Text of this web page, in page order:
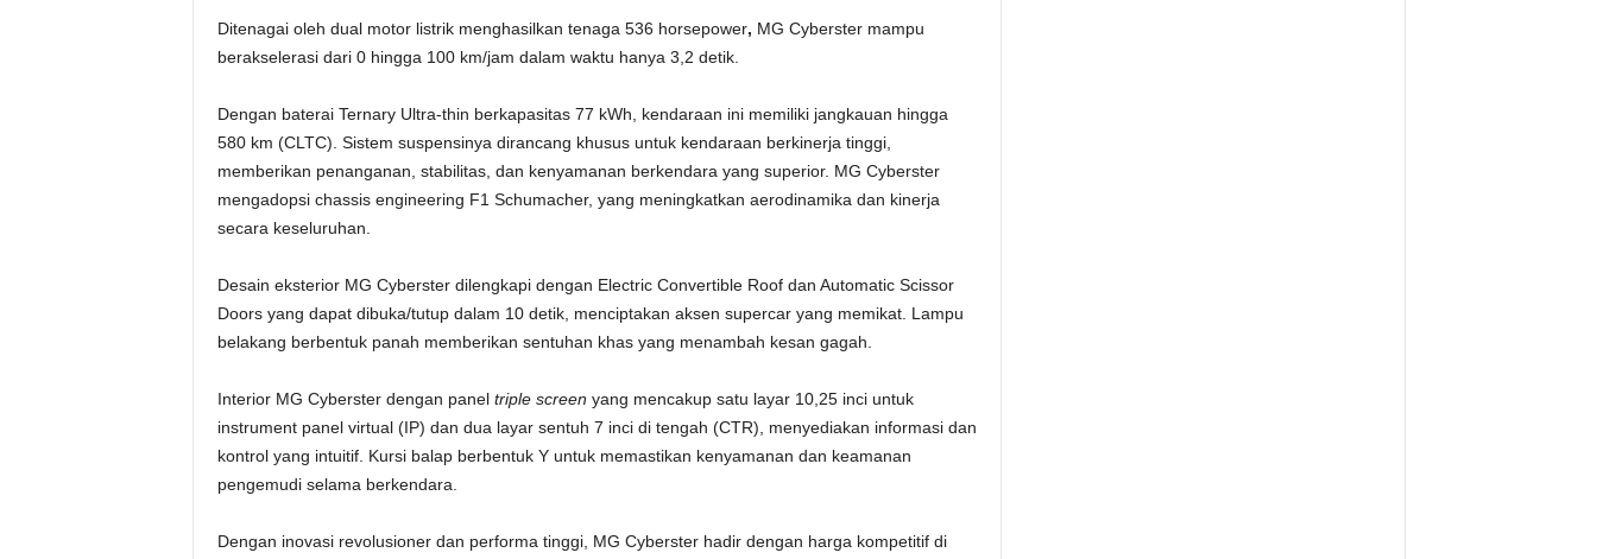
Ditenagai oleh dual motor listrik menghasilkan tenaga 536 horsepower, MG Cyberster mampu
berakselerasi dari 0 hingga 100 km/jam dalam waktu hanya 3,2 detik.
Dengan baterai Ternary Ultra-thin berkapasitas 77 kWh, kendaraan ini memiliki jangkauan hingga
580 km (CLTC). Sistem suspensinya dirancang khusus untuk kendaraan berkinerja tinggi,
memberikan penanganan, stabilitas, dan kenyamanan berkendara yang superior. MG Cyberster
mengadopsi chassis engineering F1 Schumacher, yang meningkatkan aerodinamika dan kinerja
secara keseluruhan.
Desain eksterior MG Cyberster dilengkapi dengan Electric Convertible Roof dan Automatic Scissor
Doors yang dapat dibuka/tutup dalam 10 detik, menciptakan aksen supercar yang memikat. Lampu
belakang berbentuk panah memberikan sentuhan khas yang menambah kesan gagah.
Interior MG Cyberster dengan panel triple screen yang mencakup satu layar 10,25 inci untuk
instrument panel virtual (IP) dan dua layar sentuh 7 inci di tengah (CTR), menyediakan informasi dan
kontrol yang intuitif. Kursi balap berbentuk Y untuk memastikan kenyamanan dan keamanan
pengemudi selama berkendara.
Dengan inovasi revolusioner dan performa tinggi, MG Cyberster hadir dengan harga kompetitif di